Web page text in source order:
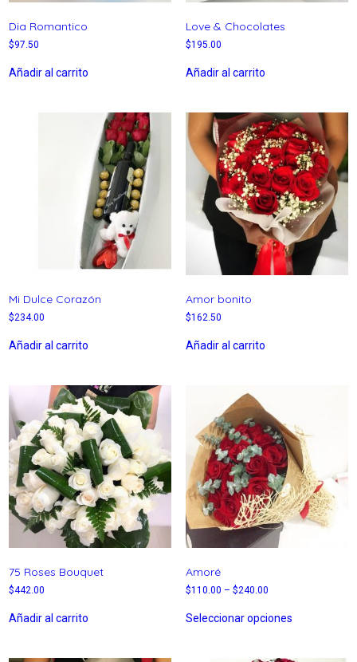
Dia Romantico
$97.50
Añadir al carrito
Love & Chocolates
$195.00
Añadir al carrito
Mi Dulce Corazón
$234.00
Añadir al carrito
Amor bonito
$162.50
Añadir al carrito
75 Roses Bouquet
$442.00
Añadir al carrito
Amoré
$110.00 – $240.00
Seleccionar opciones